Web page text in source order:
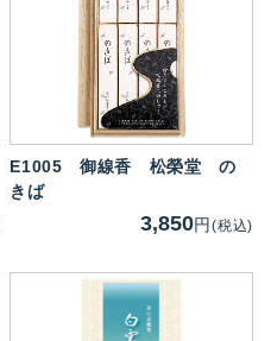
E1005
御線香 松榮堂 の
きば
3,850円(税込)